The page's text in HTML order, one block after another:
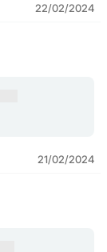
22/02/2024
21/02/2024